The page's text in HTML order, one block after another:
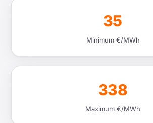
35
Minimum €/MWh
338
Maximum €/MWh